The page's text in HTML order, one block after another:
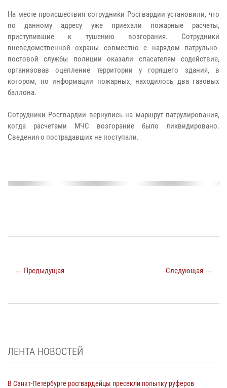
На месте происшествия сотрудники Росгвардии установили, что
по данному адресу уже приехали пожарные расчеты,
приступившие к тушению возгорания. Сотрудники
вневедомственной охраны совместно с нарядом патрульно-
постовой службы полиции оказали спасателям содействие,
организовав оцепление территории у горящего здания, в
котором, по информации пожарных, находилось два газовых
баллона.
Сотрудники Росгвардии вернулись на маршрут патрулирования,
когда расчетами МЧС возгорание было ликвидировано.
Сведения о пострадавших не поступали.​​​​​​​
← Предыдущая Следующая →
ЛЕНТА НОВОСТЕЙ
В Санкт-Петербурге росгвардейцы пресекли попытку руферов